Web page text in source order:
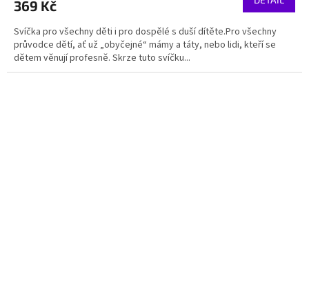
369 Kč
Svíčka pro všechny děti i pro dospělé s duší dítěte.Pro všechny
průvodce dětí, ať už „obyčejné“ mámy a táty, nebo lidi, kteří se
dětem věnují profesně. Skrze tuto svíčku...